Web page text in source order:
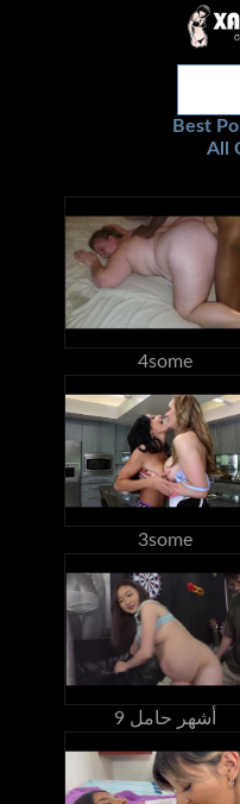
Best
All
4some
3some
9 أشهر حامل